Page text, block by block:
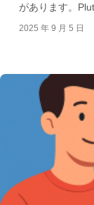
があります。
2025 年 9 月 5 日